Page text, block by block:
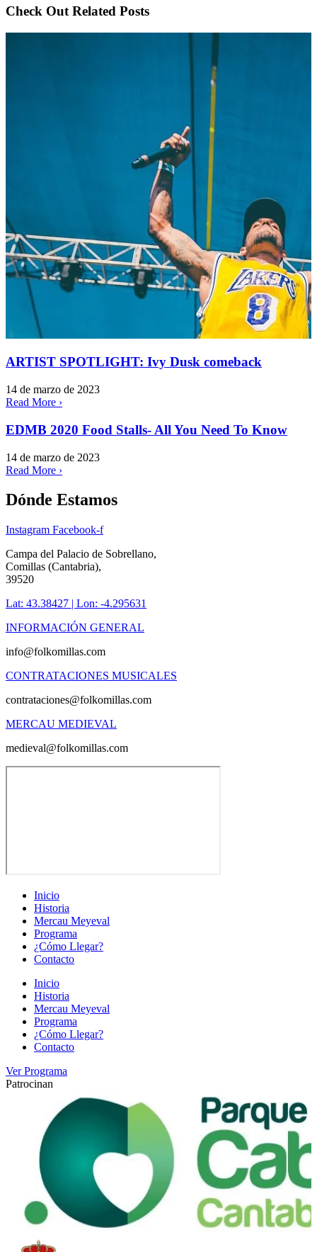
Check Out Related Posts
ARTIST SPOTLIGHT: Ivy Dusk comeback
14 de marzo de 2023
Read More ›
EDMB 2020 Food Stalls- All You Need To Know
14 de marzo de 2023
Read More ›
Dónde Estamos
Instagram Facebook-f
Campa del Palacio de Sobrellano,
Comillas (Cantabria),
39520
Lat: 43.38427 | Lon: -4.295631
INFORMACIÓN GENERAL
info@folkomillas.com
CONTRATACIONES MUSICALES
contrataciones@folkomillas.com
MERCAU MEDIEVAL
medieval@folkomillas.com
Inicio
Historia
Mercau Meyeval
Programa
¿Cómo Llegar?
Contacto
Inicio
Historia
Mercau Meyeval
Programa
¿Cómo Llegar?
Contacto
Ver Programa
Patrocinan